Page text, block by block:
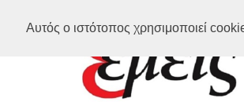
Αυτός ο ιστότοπος χρησιμοποιεί